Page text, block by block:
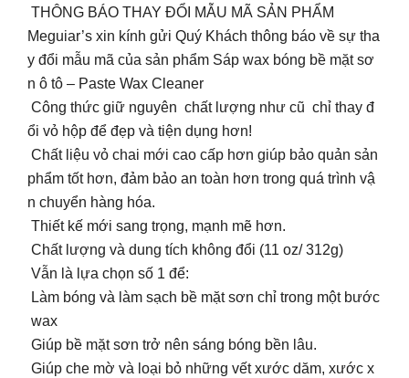
THÔNG BÁO THAY ĐỔI MẪU MÃ SẢN PHẨM
Meguiar’s xin kính gửi Quý Khách thông báo về sự tha
y đổi mẫu mã của sản phẩm Sáp wax bóng bề mặt sơ
n ô tô – Paste Wax Cleaner
Công thức giữ nguyên chất lượng như cũ chỉ thay đ
ổi vỏ hộp để đẹp và tiện dụng hơn!
Chất liệu vỏ chai mới cao cấp hơn giúp bảo quản sản
phẩm tốt hơn, đảm bảo an toàn hơn trong quá trình vậ
n chuyển hàng hóa.
Thiết kế mới sang trọng, mạnh mẽ hơn.
Chất lượng và dung tích không đổi (11 oz/ 312g)
Vẫn là lựa chọn số 1 để:
️ Làm bóng và làm sạch bề mặt sơn chỉ trong một bước
wax
️ Giúp bề mặt sơn trở nên sáng bóng bền lâu.
️ Giúp che mờ và loại bỏ những vết xước dăm, xước x